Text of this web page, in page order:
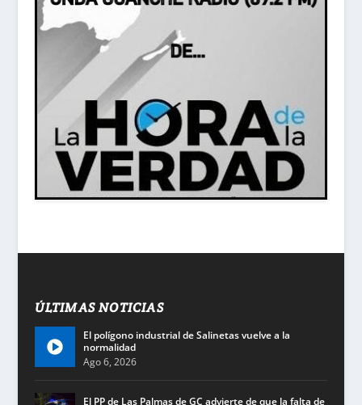
ÚLTIMAS NOTICIAS
El polígono industrial de Salinetas vuelve a la
normalidad
Ago 6, 2026
El PP de Las Palmas de GC advierte de que la falta de